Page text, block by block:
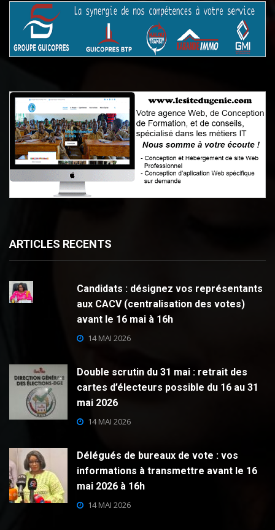
ARTICLES RECENTS
Candidats : désignez vos représentants
aux CACV (centralisation des votes)
avant le 16 mai à 16h
14 MAI 2026
Double scrutin du 31 mai : retrait des
cartes d’électeurs possible du 16 au 31
mai 2026
14 MAI 2026
Délégués de bureaux de vote : vos
informations à transmettre avant le 16
mai 2026 à 16h
14 MAI 2026